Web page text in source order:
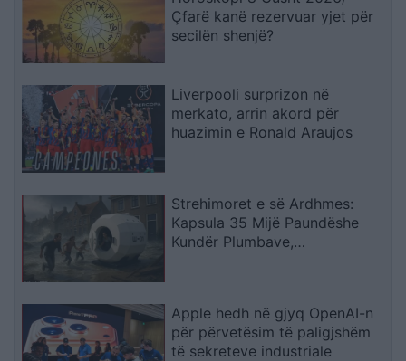
Çfarë kanë rezervuar yjet për
secilën shenjë?
Liverpooli surprizon në
merkato, arrin akord për
huazimin e Ronald Araujos
Strehimoret e së Ardhmes:
Kapsula 35 Mijë Paundëshe
Kundër Plumbave,
Apple hedh në gjyq OpenAI-n
për përvetësim të paligjshëm
të sekreteve industriale